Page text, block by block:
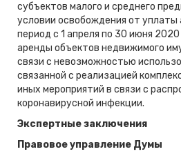
субъектов малого и среднего
условии освобождения от уплаты
период с 1 апреля по 30 июня
аренды объектов недвижимого
связи с невозможностью
связанной с реализацией
иных мероприятий в связи с
коронавирусной инфекции.
Экспертные заключения
Правовое управление Думы